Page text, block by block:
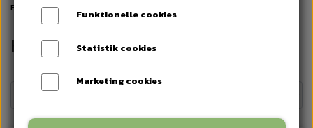
Forside DISPENSER
HÅNDKLÆDEARK DESPINSER
Funktionelle cookies
Statistik cookies
Marketing cookies